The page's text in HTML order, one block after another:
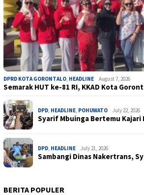
DPRD KOTA GORONTALO, HEADLINE August 7, 2026
Semarak HUT ke-81 RI, KKAD Kota
DPD, HEADLINE, POHUWATO July 22, 2026
Syarif Mbuinga Bertemu Kajari
DPD, HEADLINE July 21, 2026
Sambangi Dinas Nakertrans,
BERITA POPULER